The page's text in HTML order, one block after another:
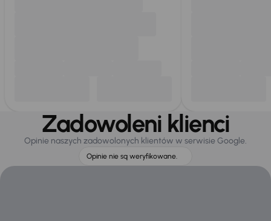
Zadowoleni klienci
Opinie naszych zadowolonych klientów w serwisie Google.
Opinie nie są weryfikowane.